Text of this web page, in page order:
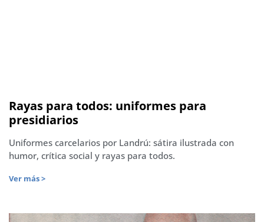
Rayas para todos: uniformes para
presidiarios
Uniformes carcelarios por Landrú: sátira ilustrada con
humor, crítica social y rayas para todos.
Ver más >